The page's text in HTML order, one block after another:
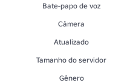
Bate-papo de voz
Câmera
Atualizado
Tamanho do servidor
Gênero